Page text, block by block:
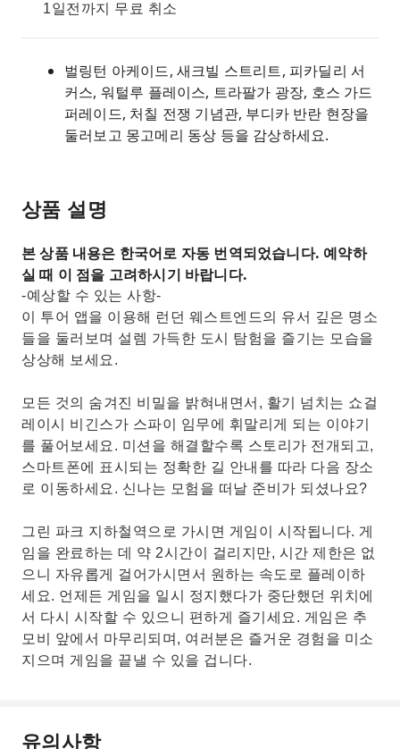
1일전까지 무료 취소
벌링턴 아케이드, 새크빌 스트리트, 피카딜리 서
커스, 워털루 플레이스, 트라팔가 광장, 호스 가드
퍼레이드, 처칠 전쟁 기념관, 부디카 반란 현장을
둘러보고 몽고메리 동상 등을 감상하세요.
상품 설명
본 상품 내용은 한국어로 자동 번역되었습니다. 예약하
실 때 이 점을 고려하시기 바랍니다.
-예상할 수 있는 사항-
이 투어 앱을 이용해 런던 웨스트엔드의 유서 깊은 명소
들을 둘러보며 설렘 가득한 도시 탐험을 즐기는 모습을
상상해 보세요.
모든 것의 숨겨진 비밀을 밝혀내면서, 활기 넘치는 쇼걸
레이시 비긴스가 스파이 임무에 휘말리게 되는 이야기
를 풀어보세요. 미션을 해결할수록 스토리가 전개되고,
스마트폰에 표시되는 정확한 길 안내를 따라 다음 장소
로 이동하세요. 신나는 모험을 떠날 준비가 되셨나요?
그린 파크 지하철역으로 가시면 게임이 시작됩니다. 게
임을 완료하는 데 약 2시간이 걸리지만, 시간 제한은 없
으니 자유롭게 걸어가시면서 원하는 속도로 플레이하
세요. 언제든 게임을 일시 정지했다가 중단했던 위치에
서 다시 시작할 수 있으니 편하게 즐기세요. 게임은 추
모비 앞에서 마무리되며, 여러분은 즐거운 경험을 미소
지으며 게임을 끝낼 수 있을 겁니다.
유의사항